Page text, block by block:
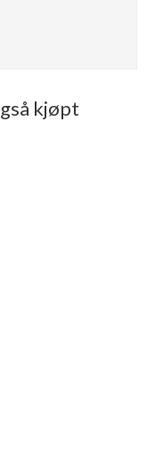
kjøpt